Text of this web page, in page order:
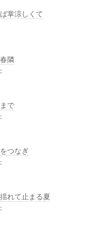
掌涼しくて
隣
で
つなぎ
れて止まる夏